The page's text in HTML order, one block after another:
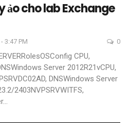
ảo cho lab Exchange
3:47 PM 0
CPU,
Server 2012R21vCPU,
DNSWindows Server
2403NVPSRVWITFS,
…